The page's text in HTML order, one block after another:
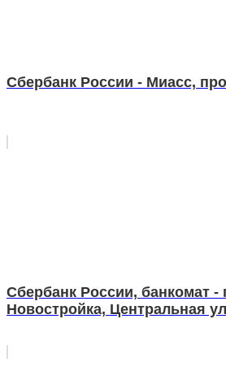
Сбербанк России - Миасс,
Сбербанк России, банкомат -
Новостройка, Центральная